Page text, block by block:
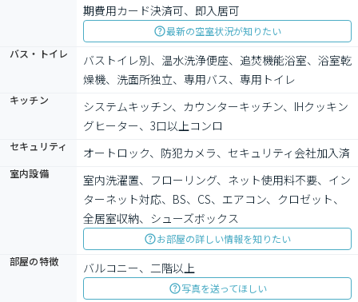
期費用カード決済可、即入居可
最新の空室状況が知りたい
バス・トイレ
バストイレ別、温水洗浄便座、追焚機能浴室、浴室乾
燥機、洗面所独立、専用バス、専用トイレ
キッチン
システムキッチン、カウンターキッチン、IHクッキン
グヒーター、3口以上コンロ
セキュリティ オートロック、防犯カメラ、セキュリティ会社加入済
室内設備
室内洗濯置、フローリング、ネット使用料不要、イン
ターネット対応、BS、CS、エアコン、クロゼット、
全居室収納、シューズボックス
お部屋の詳しい情報を知りたい
部屋の特徴
バルコニー、二階以上
写真を送ってほしい